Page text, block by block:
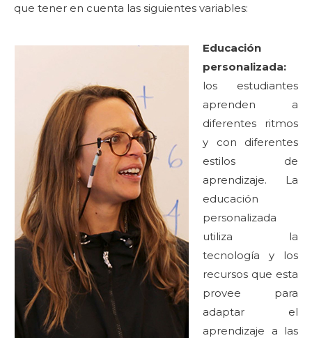
que tener en cuenta las siguientes variables:
Educación
personalizada:
los estudiantes
aprenden a
diferentes ritmos
y con diferentes
estilos de
aprendizaje. La
educación
personalizada
utiliza la
tecnología y los
recursos que esta
provee para
adaptar el
aprendizaje a las